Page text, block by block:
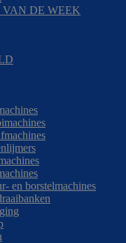
VAN DE WEEK
en borstelmachines